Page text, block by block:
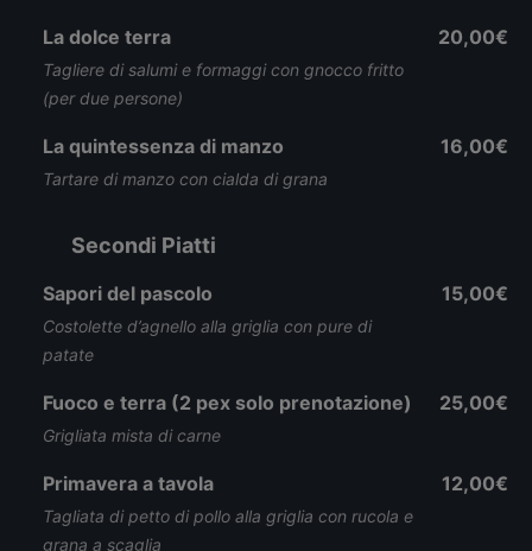
La dolce terra
Tagliere di salumi e formaggi con gnocco fritto
(per due persone)
20,00€
La quintessenza di manzo
Tartare di manzo con cialda di grana
16,00€
Secondi Piatti
Sapori del pascolo
Costolette d’agnello alla griglia con pure di
patate
15,00€
Fuoco e terra (2 pex solo prenotazione)
Grigliata mista di carne
25,00€
Primavera a tavola
Tagliata di petto di pollo alla griglia con rucola e
grana a scaglia
12,00€